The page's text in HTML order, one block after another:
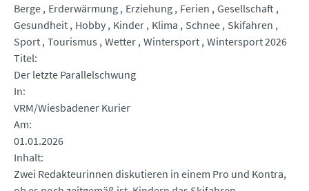
Berge Erderwärmung Erziehung Ferien Gesellschaft
Gesundheit Hobby Kinder Klima Schnee Skifahren
Sport Tourismus Wetter Wintersport Wintersport 2026
Titel
Der letzte Parallelschwung
In
VRM/Wiesbadener Kurier
Am
01.01.2026
Inhalt
Zwei Redakteurinnen diskutieren in einem Pro und Kontra,